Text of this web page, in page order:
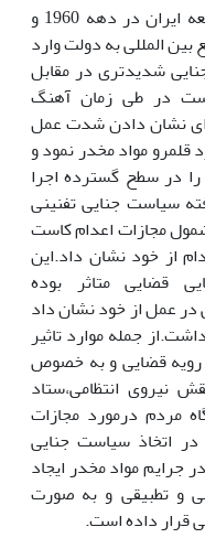
گسترش اعتیاد به مواد مخدر در جامعه ایران در دهه 1960 و
المللی به دولت وارد
شدیدتری در مقابل
در طی زمان آهنگ
نشان دادن شدت عمل
اعدام را در سال 1338 وارد قلمرو مواد مخدر نمود و
این مجازات را در سطح گسترده اجرا
دهه 1990 رفته رفته سیاست جنایی تفنینی
مجازات اعدام کاست
از خود نشان داد.این
قضایی متاثر بوده
عمل از خود نشان داد
جمله موارد تاثیر
رویه قضایی و به خصوص
نیروی انتظامی،ستاد
مردم درمورد مجازات
در اتخاذ سیاست جنایی
جرایم مواد مخدر ایجاد
و تطبیقی و به صورت
قرار داده است.